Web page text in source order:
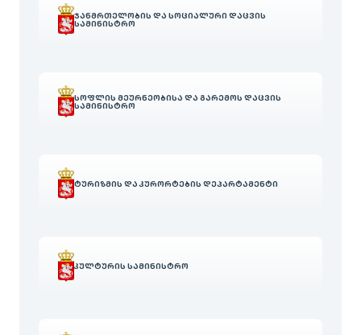
ᲯᲐᲜᲛᲠᲗᲔᲚᲝᲑᲘᲡ ᲓᲐ ᲡᲝᲪᲘᲐᲚᲣᲠᲘ ᲓᲐᲪᲕᲘᲡ
ᲡᲐᲛᲘᲜᲘᲡᲢᲠᲝ
ᲡᲝᲤᲚᲘᲡ ᲛᲔᲣᲠᲜᲔᲝᲑᲘᲡᲐ ᲓᲐ ᲒᲐᲠᲔᲛᲝᲡ ᲓᲐᲪᲕᲘᲡ
ᲡᲐᲛᲘᲜᲘᲡᲢᲠᲝ
ᲢᲣᲠᲘᲖᲛᲘᲡ ᲓᲐ ᲙᲣᲠᲝᲠᲢᲔᲑᲘᲡ ᲓᲔᲞᲐᲠᲢᲐᲛᲔᲜᲢᲘ
ᲙᲣᲚᲢᲣᲠᲘᲡ ᲡᲐᲛᲘᲜᲘᲡᲢᲠᲝ